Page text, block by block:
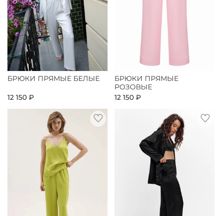
БРЮКИ ПРЯМЫЕ БЕЛЫЕ
12 150 ₽
БРЮКИ ПРЯМЫЕ
РОЗОВЫЕ
12 150 ₽